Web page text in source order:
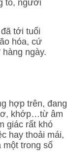
to, người
tới tuổi
hóa, cứ
hàng ngày.
hợp trên, đang
khớp…từ âm
giác rất khó
hay thoải mái,
một trong số